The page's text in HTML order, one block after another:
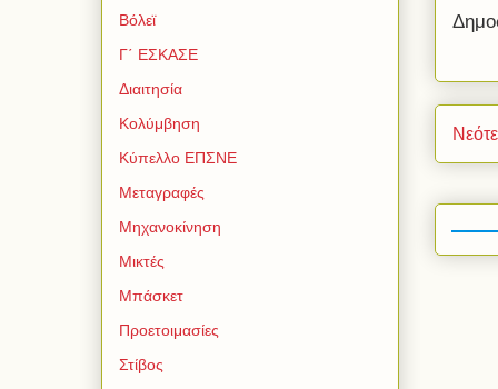
Βόλεϊ
Γ΄ ΕΣΚΑΣΕ
Διαιτησία
Κολύμβηση
Κύπελλο ΕΠΣΝΕ
Μεταγραφές
Μηχανοκίνηση
Μικτές
Μπάσκετ
Προετοιμασίες
Στίβος